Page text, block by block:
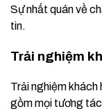
Sự nhất quán về
tin.
Trải nghiệm
Trải nghiệm
gồm mọi tương